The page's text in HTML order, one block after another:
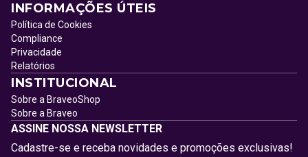
INFORMAÇÕES ÚTEIS
Política de Cookies
Compliance
Privacidade
Relatórios
INSTITUCIONAL
Sobre a BraveoShop
Sobre a Braveo
ASSINE NOSSA NEWSLETTER
Cadastre-se e receba novidades e promoções exclusivas!